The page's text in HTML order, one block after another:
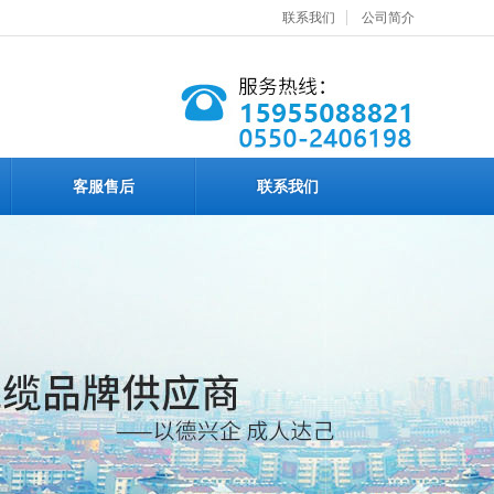
联系我们 公司简介
客服售后 联系我们